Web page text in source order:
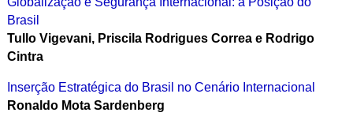
Brasil
Tullo Vigevani, Priscila Rodrigues Correa e Rodrigo
Cintra
Inserção Estratégica do Brasil no Cenário Internacional
Ronaldo Mota Sardenberg